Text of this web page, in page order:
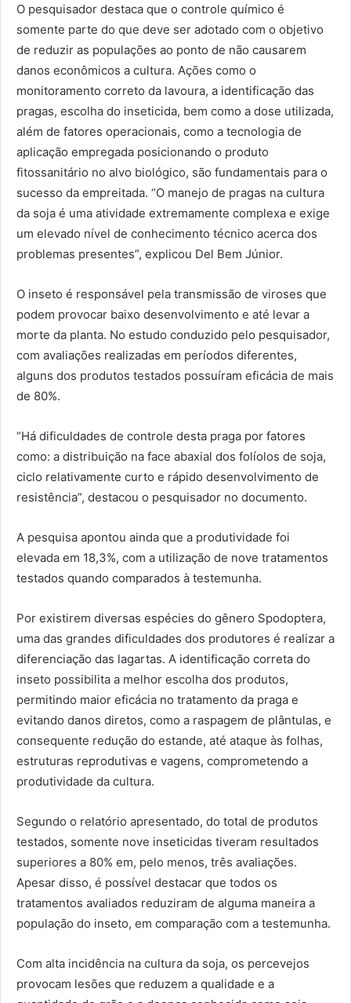
O pesquisador destaca que o controle químico é
somente parte do que deve ser adotado com o objetivo
de reduzir as populações ao ponto de não causarem
danos econômicos a cultura. Ações como o
monitoramento correto da lavoura, a identificação das
pragas, escolha do inseticida, bem como a dose utilizada,
além de fatores operacionais, como a tecnologia de
aplicação empregada posicionando o produto
fitossanitário no alvo biológico, são fundamentais para o
sucesso da empreitada. “O manejo de pragas na cultura
da soja é uma atividade extremamente complexa e exige
um elevado nível de conhecimento técnico acerca dos
problemas presentes”, explicou Del Bem Júnior.
O inseto é responsável pela transmissão de viroses que
podem provocar baixo desenvolvimento e até levar a
morte da planta. No estudo conduzido pelo pesquisador,
com avaliações realizadas em períodos diferentes,
alguns dos produtos testados possuíram eficácia de mais
de 80%.
“Há dificuldades de controle desta praga por fatores
como: a distribuição na face abaxial dos folíolos de soja,
ciclo relativamente curto e rápido desenvolvimento de
resistência”, destacou o pesquisador no documento.
A pesquisa apontou ainda que a produtividade foi
elevada em 18,3%, com a utilização de nove tratamentos
testados quando comparados à testemunha.
Por existirem diversas espécies do gênero Spodoptera,
uma das grandes dificuldades dos produtores é realizar a
diferenciação das lagartas. A identificação correta do
inseto possibilita a melhor escolha dos produtos,
permitindo maior eficácia no tratamento da praga e
evitando danos diretos, como a raspagem de plântulas, e
consequente redução do estande, até ataque às folhas,
estruturas reprodutivas e vagens, comprometendo a
produtividade da cultura.
Segundo o relatório apresentado, do total de produtos
testados, somente nove inseticidas tiveram resultados
superiores a 80% em, pelo menos, três avaliações.
Apesar disso, é possível destacar que todos os
tratamentos avaliados reduziram de alguma maneira a
população do inseto, em comparação com a testemunha.
Com alta incidência na cultura da soja, os percevejos
provocam lesões que reduzem a qualidade e a